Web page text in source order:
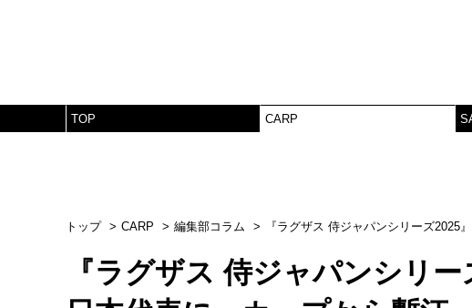
TOP CARP
トップ CARP 編集部コラム 『ラグザス 侍ジャパンシリーズ2025
『ラグザス 侍ジャパンシリ